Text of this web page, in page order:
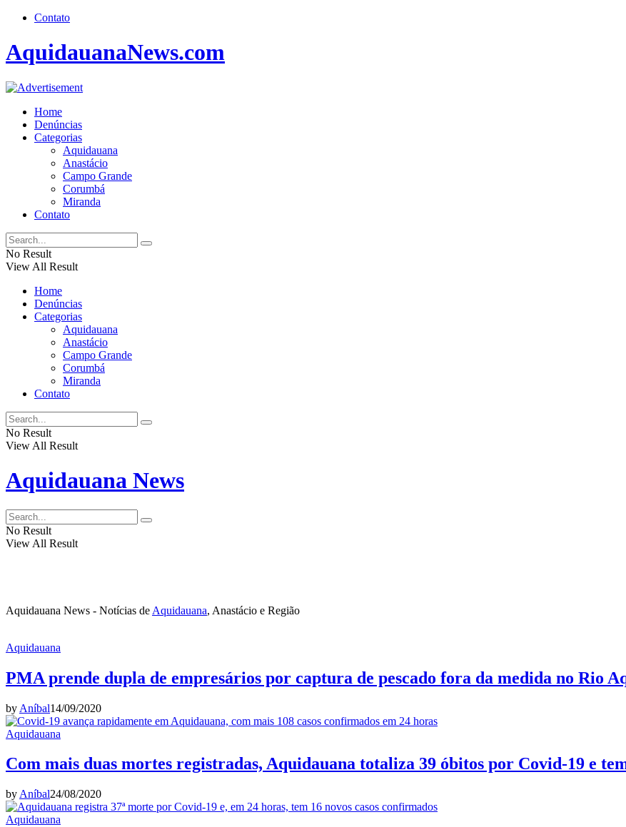
Contato
AquidauanaNews.com
Home
Denúncias
Categorias
Aquidauana
Anastácio
Campo Grande
Corumbá
Miranda
Contato
No Result
View All Result
Home
Denúncias
Categorias
Aquidauana
Anastácio
Campo Grande
Corumbá
Miranda
Contato
No Result
View All Result
Aquidauana News
No Result
View All Result
Aquidauana News - Notícias de Aquidauana, Anastácio e Região
Aquidauana
PMA prende dupla de empresários por captura de pescado fora da medida no Rio
by Aníbal14/09/2020
Aquidauana
Com mais duas mortes registradas, Aquidauana totaliza 39 óbitos por Covid-19 e
by Aníbal24/08/2020
Aquidauana